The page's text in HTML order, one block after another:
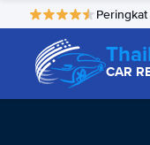
CAR